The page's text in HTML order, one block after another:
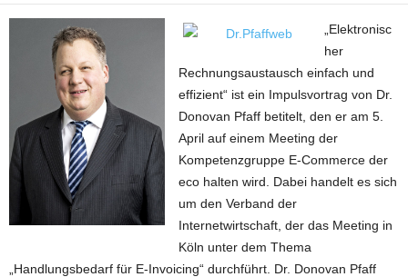
„Elektronisc
her
Rechnungsaustausch einfach und
effizient“ ist ein Impulsvortrag von Dr.
Donovan Pfaff betitelt, den er am 5.
April auf einem Meeting der
Kompetenzgruppe E-Commerce der
eco halten wird. Dabei handelt es sich
um den Verband der
Internetwirtschaft, der das Meeting in
Köln unter dem Thema
„Handlungsbedarf für E-Invoicing“ durchführt. Dr. Donovan Pfaff